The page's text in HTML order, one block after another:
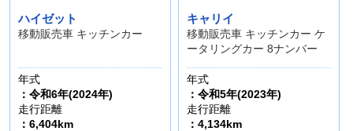
ハイゼット
移動販売車 キッチンカー
年式
：令和6年(2024年)
走行距離
：6,404km
キャリイ
移動販売車 キッチンカー ケ
ータリングカー 8ナンバー
年式
：令和5年(2023年)
走行距離
：4,134km